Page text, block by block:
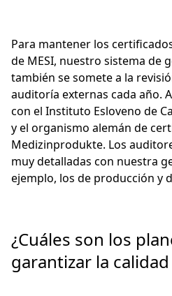
Para mantener los
de MESI, nuestro sistema de
también se somete a la
auditoría externas cada año.
con el Instituto Esloveno de
y el organismo alemán de
Medizinprodukte. Los
muy detalladas con nuestra
ejemplo, los de producción y
¿Cuáles son los
garantizar la